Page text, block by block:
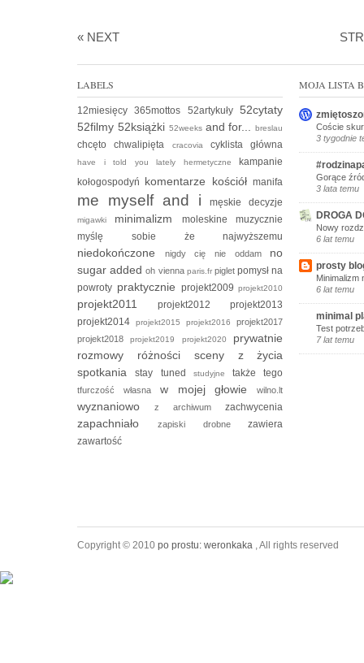
« NEXT
LABELS
12miesięcy365mottos 52artykuły52cytaty
52filmy 52książki 52weeks and for...breslau
chcętochwalipięta cracoviacyklistagłówna
have i told you lately hermetyczne kampanie
kołogospodyń komentarze kościółmanifa
me myself and imęskie decyzje
migawki minimalizm moleskinemuzycznie
myślę sobie żenajwyższemu
niedokończone nigdy cię nie oddam no
sugar addedoh vienna paris.fr pigletpomysł na
powroty praktycznie projekt2009projekt2010
projekt2011projekt2012projekt2013
projekt2014projekt2015projekt2016projekt2017
projekt2018projekt2019 projekt2020 prywatnie
rozmowy różności sceny z życia
spotkaniastay tuned studyjnetakże tego
tfurczość własna w mojej głowiewilno.lt
wyznaniowoz archiwumzachwycenia
zapachniało zapiski drobnezawiera
zawartość
MOJA LISTA
Coście
3 tygodnie
Gorące
3 lata temu
DROGA
Nowy
6 lat temu
prosty
Minimalizm
6 lat temu
minimal
Test
7 lat temu
Copyright © 2010 po prostu: weronkaka , All rights reserved